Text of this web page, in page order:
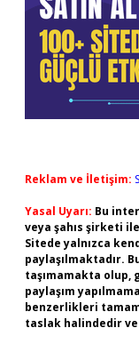
Reklam ve İletişim:
Yasal Uyarı: Bu
veya şahıs şirketi
Sitede yalnızca
paylaşılmaktadır.
taşımamakta olup,
paylaşım
benzerlikleri
taslak halindedir